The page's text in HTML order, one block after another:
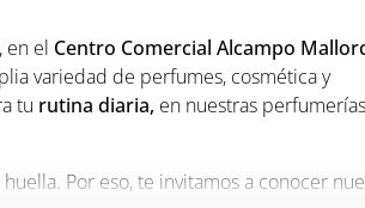
en el Centro Comercial Alcampo
variedad de perfumes, cosmética y
tu rutina diaria, en nuestras
Por eso, te invitamos a conocer